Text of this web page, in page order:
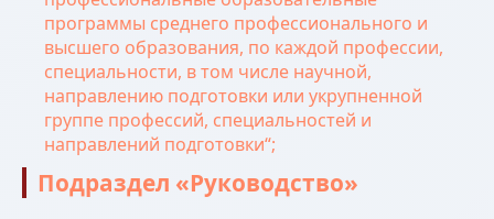
программы среднего профессионального и
высшего образования, по каждой профессии,
специальности, в том числе научной,
направлению подготовки или укрупненной
группе профессий, специальностей и
направлений подготовки“;
Подраздел «Руководство»